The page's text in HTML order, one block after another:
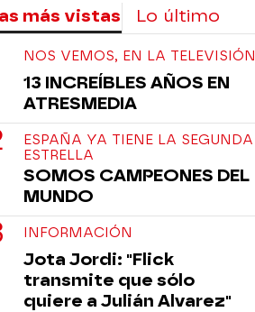
más vistas Lo último
NOS VEMOS, EN LA TELEVISIÓN
13 INCREÍBLES AÑOS EN
ATRESMEDIA
ESPAÑA YA TIENE LA SEGUNDA
ESTRELLA
SOMOS CAMPEONES DEL
MUNDO
INFORMACIÓN
Jota Jordi: "Flick
transmite que sólo
quiere a Julián Alvarez"